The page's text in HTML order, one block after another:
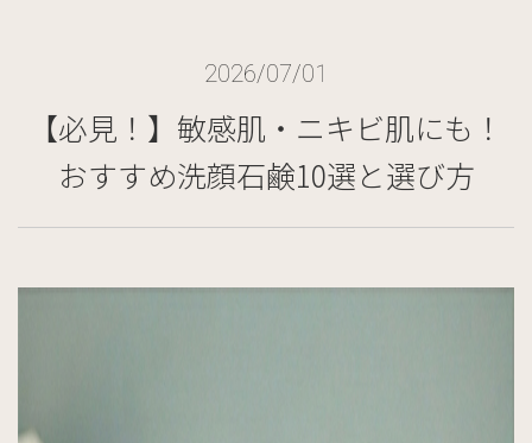
2026/07/01
【必見！】敏感肌・ニキビ肌にも！
おすすめ洗顔石鹸10選と選び方